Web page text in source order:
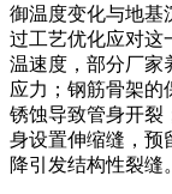
御温度变化与地基
过工艺优化应对这
温速度，部分厂家
应力；钢筋骨架的
锈蚀导致管身开裂
身设置伸缩缝，预
降引发结构性裂缝。